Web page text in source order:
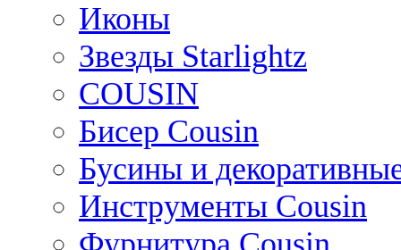
Иконы
Звезды Starlightz
COUSIN
Бисер Cousin
Бусины и
Инструменты Cousin